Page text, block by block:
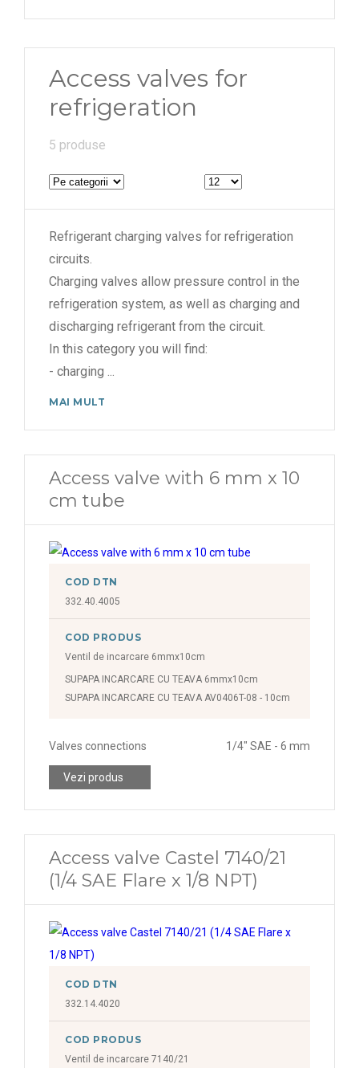
Access valves for
refrigeration
5 produse
Refrigerant charging valves for refrigeration
circuits.
Charging valves allow pressure control in the
refrigeration system, as well as charging and
discharging refrigerant from the circuit.
In this category you will find:
- charging ...
MAI MULT
Access valve with 6 mm x 10
cm tube
COD DTN
332.40.4005
COD PRODUS
Ventil de incarcare 6mmx10cm
SUPAPA INCARCARE CU TEAVA 6mmx10cm
SUPAPA INCARCARE CU TEAVA AV0406T-08 - 10cm
Valves connections 1/4" SAE - 6 mm
Vezi produs
Access valve Castel 7140/21
(1/4 SAE Flare x 1/8 NPT)
COD DTN
332.14.4020
COD PRODUS
Ventil de incarcare 7140/21